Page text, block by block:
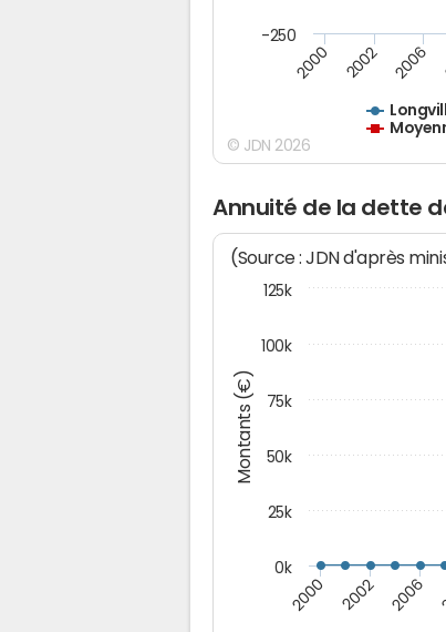
2000 2002 2006
-250
© JDN 2026
Annuité de la dette
Montants (€)
(Source : JDN d'après
2000 2002 2006
0k
25k
50k
75k
100k
125k